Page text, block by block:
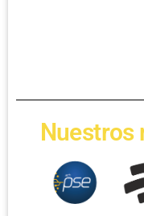
Nuestros